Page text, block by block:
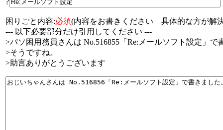
困りごと内容:必須(内容をお書きください 具体的な方が解
--- 以下必要部分だけ引用してください ---
>パソ困用務員さんは No.516855「Re:メールソフト設定」で
>そうですね。
>助言ありがとうございます